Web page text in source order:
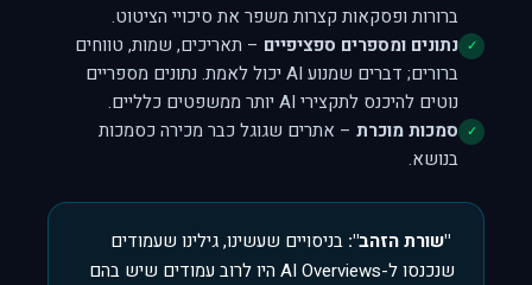
ברורות ופסקאות קצרות משפר את סיכויי הציטוט.
✓ נתונים ומספרים ספציפיים – תאריכים, שמות, טווחים
ברורים; דברים שמנוע AI יכול לאמת. נתונים מספריים
נוטים להיכנס לתקצירי AI יותר ממשפטים כלליים.
✓ סמכות מוכרת – אתרים שגוגל כבר מכירה כסמכות
בנושא.
"שורת הזהב": בניסויים שעשינו, גילינו שעמודים
שנכנסו ל-AI Overviews היו לרוב עמודים שיש בהם